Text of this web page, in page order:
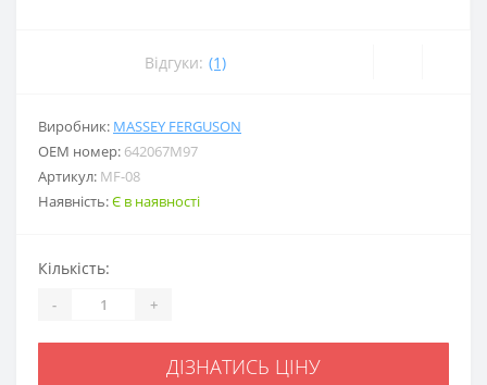
Відгуки: (1)
Виробник: MASSEY FERGUSON
ОЕМ номер: 642067M97
Артикул: MF-08
Наявність:Є в наявності
Кількість:
- +
ДІЗНАТИСЬ ЦІНУ